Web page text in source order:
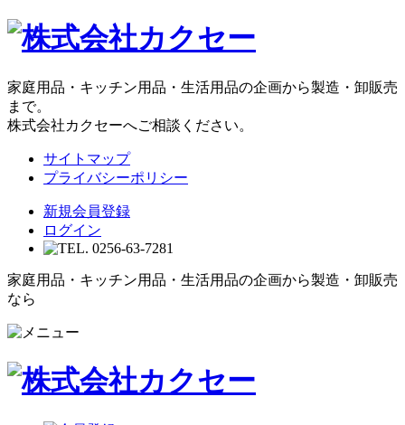
家庭用品・キッチン用品・生活用品の企画から製造・卸販売
まで。
株式会社カクセーへご相談ください。
サイトマップ
プライバシーポリシー
新規会員登録
ログイン
家庭用品・キッチン用品・生活用品の企画から製造・卸販売
なら